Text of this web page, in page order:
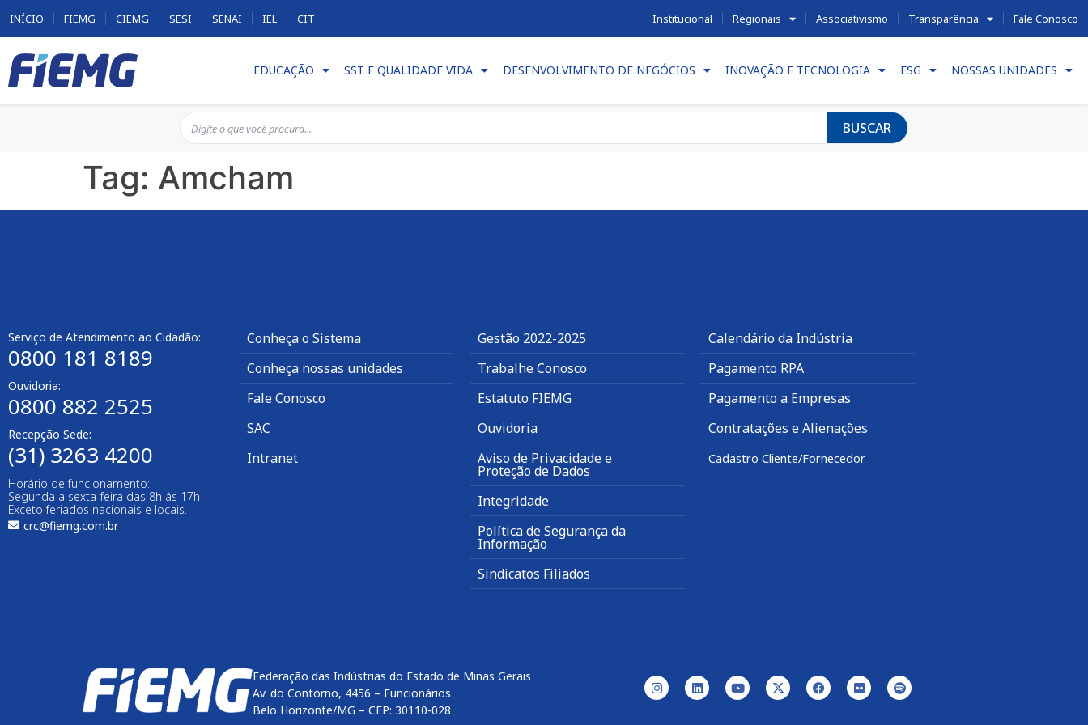
INÍCIO FIEMG CIEMG SESI SENAI IEL CIT Institucional Regionais Associativismo Transparência Fale Conosco
EDUCAÇÃO SST E QUALIDADE VIDA DESENVOLVIMENTO DE NEGÓCIOS INOVAÇÃO E TECNOLOGIA ESG NOSSAS UNIDADES
BUSCAR
Tag: Amcham
Serviço de Atendimento ao Cidadão:
0800 181 8189
Ouvidoria:
0800 882 2525
Recepção Sede:
(31) 3263 4200
Horário de funcionamento:
Segunda a sexta-feira das 8h às 17h
Exceto feriados nacionais e locais.
crc@fiemg.com.br
Conheça o Sistema
Conheça nossas unidades
Fale Conosco
SAC
Intranet
Gestão 2022-2025
Trabalhe Conosco
Estatuto FIEMG
Ouvidoria
Aviso de Privacidade e
Proteção de Dados
Integridade
Política de Segurança da
Informação
Sindicatos Filiados
Calendário da Indústria
Pagamento RPA
Pagamento a Empresas
Contratações e Alienações
Cadastro Cliente/Fornecedor
Federação das Indústrias do Estado de Minas Gerais
Av. do Contorno, 4456 – Funcionários
Belo Horizonte/MG – CEP: 30110-028
btn-04